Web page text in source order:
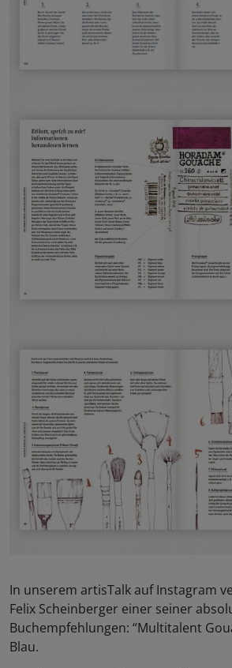
In unserem artisTalk auf Instagram
Felix Scheinberger einer seiner
Buchempfehlungen: “Multitalent
Blau.